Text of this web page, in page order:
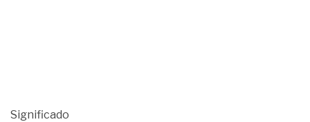
Significado